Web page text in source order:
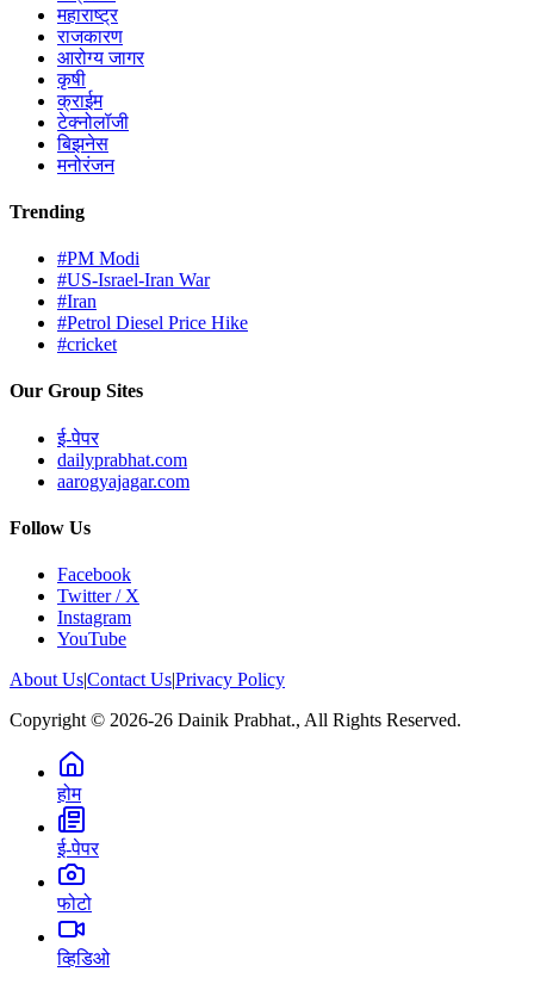
महाराष्ट्र
राजकारण
आरोग्य जागर
कृषी
क्राईम
टेक्नोलॉजी
बिझनेस
मनोरंजन
Trending
#PM Modi
#US-Israel-Iran War
#Iran
#Petrol Diesel Price Hike
#cricket
Our Group Sites
ई-पेपर
dailyprabhat.com
aarogyajagar.com
Follow Us
Facebook
Twitter / X
Instagram
YouTube
About Us|Contact Us|Privacy Policy
Copyright © 2026-26 Dainik Prabhat., All Rights Reserved.
होम
ई-पेपर
फोटो
व्हिडिओ